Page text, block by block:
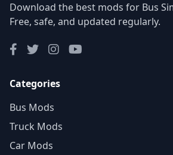
Download the best mods for Bus
Free, safe, and updated regularly.
Categories
Bus Mods
Truck Mods
Car Mods